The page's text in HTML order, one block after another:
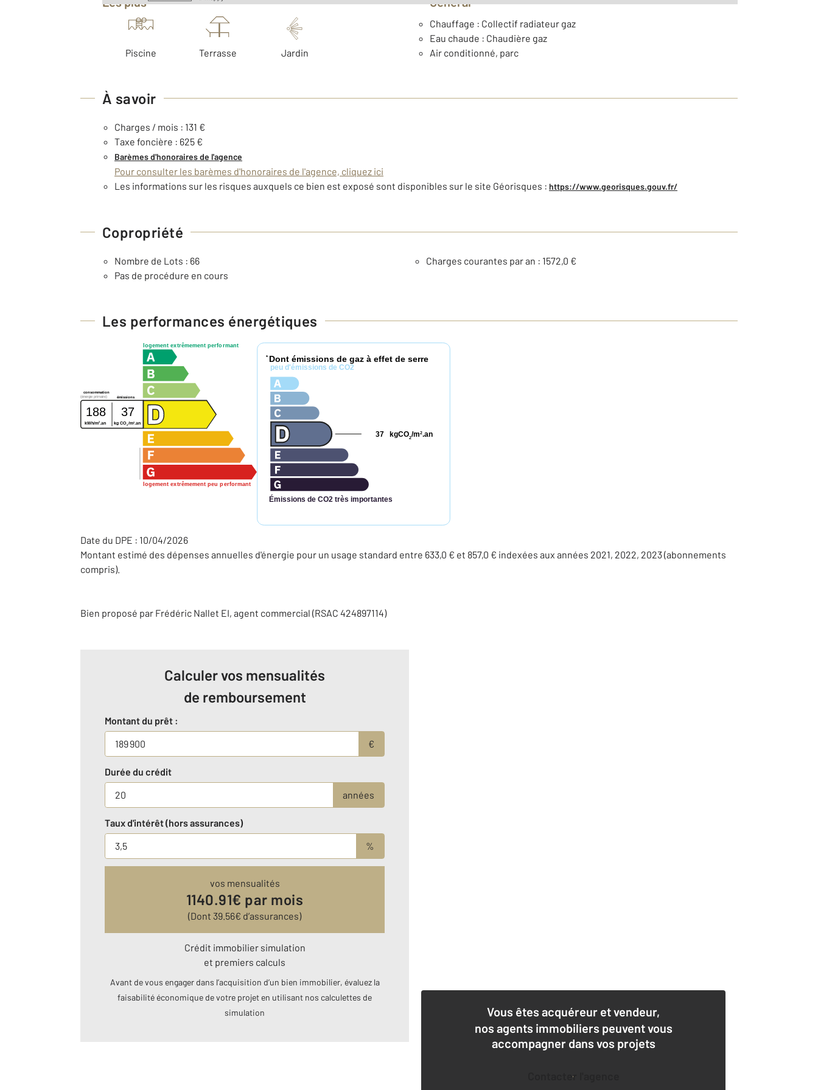
Piscine Terrasse Jardin
Chauffage : Collectif radiateur gaz
Eau chaude : Chaudière gaz
Air conditionné, parc
À savoir
Charges / mois : 131 €
Taxe foncière : 625 €
Barèmes d'honoraires de l'agence
Pour consulter les barèmes d'honoraires de l'agence, cliquez ici
Les informations sur les risques auxquels ce bien est exposé sont disponibles sur le site Géorisques : https://www.georisques.gouv.fr/
Copropriété
Nombre de Lots : 66
Charges courantes par an : 1572,0 €
Pas de procédure en cours
Les performances énergétiques
logement extrêmement performant
logement extrêmement peu performant
consommation
émissions
(énergie primaire)
188 37
kWh/m2 .an kg CO2 /m2 .an
* Dont émissions de gaz à effet de serre
peu d'émissions de CO2
Émissions de CO2 très importantes
kgCO2/m2.an
37
Date du DPE : 10/04/2026
Montant estimé des dépenses annuelles d'énergie pour un usage standard entre 633,0 € et 857,0 € indexées aux années 2021, 2022, 2023 (abonnements
compris).
Bien proposé par Frédéric Nallet EI, agent commercial (RSAC 424897114)
Calculer vos mensualités
de remboursement
Montant du prêt :
€
Durée du crédit
années
Taux d'intérêt (hors assurances)
%
vos mensualités
1140.91€ par mois
(Dont 39.56€ d’assurances)
Crédit immobilier simulation
et premiers calculs
Avant de vous engager dans l’acquisition d’un bien immobilier, évaluez la
faisabilité économique de votre projet en utilisant nos calculettes de
simulation
Vous êtes acquéreur et vendeur,
nos agents immobiliers peuvent vous
accompagner dans vos projets
Contacter l'agence